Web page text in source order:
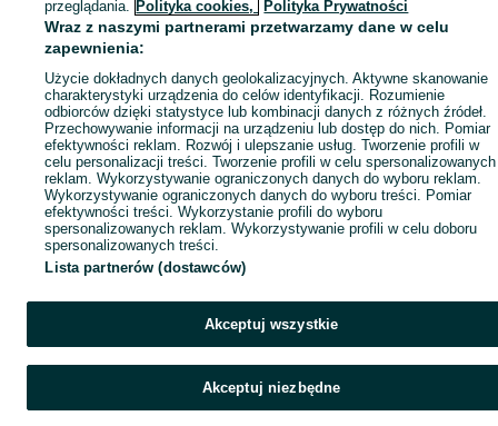
przeglądania. Polityka cookies, Polityka Prywatności
Wraz z naszymi partnerami przetwarzamy dane w celu
zapewnienia:
Użycie dokładnych danych geolokalizacyjnych. Aktywne skanowanie
charakterystyki urządzenia do celów identyfikacji. Rozumienie
odbiorców dzięki statystyce lub kombinacji danych z różnych źródeł.
Przechowywanie informacji na urządzeniu lub dostęp do nich. Pomiar
efektywności reklam. Rozwój i ulepszanie usług. Tworzenie profili w
celu personalizacji treści. Tworzenie profili w celu spersonalizowanych
reklam. Wykorzystywanie ograniczonych danych do wyboru reklam.
Wykorzystywanie ograniczonych danych do wyboru treści. Pomiar
efektywności treści. Wykorzystanie profili do wyboru
spersonalizowanych reklam. Wykorzystywanie profili w celu doboru
spersonalizowanych treści.
Lista partnerów (dostawców)
Akceptuj wszystkie
Akceptuj niezbędne